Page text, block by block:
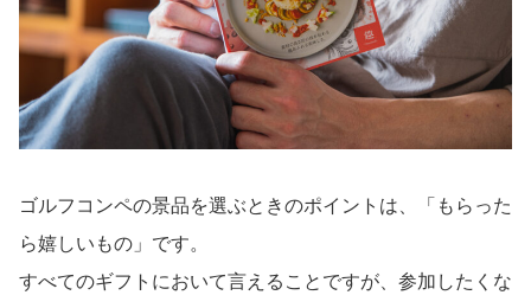
ゴルフコンペの景品を選ぶときのポイントは、「もらった
ら嬉しいもの」です。
すべてのギフトにおいて言えることですが、参加したくな